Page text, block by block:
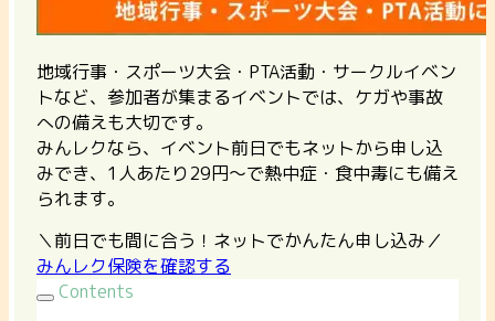
地域行事・スポーツ大会・PTA活動・サークルイベン
トなど、参加者が集まるイベントでは、ケガや事故
への備えも大切です。
みんレクなら、イベント前日でもネットから申し込
みでき、1人あたり29円〜で熱中症・食中毒にも備え
られます。
＼前日でも間に合う！ネットでかんたん申し込み／
みんレク保険を確認する
Contents